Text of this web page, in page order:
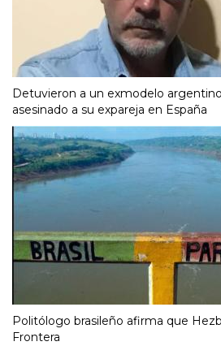
Detuvieron a un exmodelo
asesinado a su expareja en España
Politólogo brasileño afirma que
Frontera